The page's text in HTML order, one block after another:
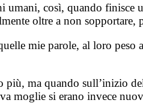
così, quando finisce
oltre a non
mie parole, al loro peso
ma quando sull’inizio
moglie si erano invece